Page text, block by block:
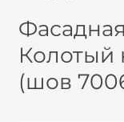
Колотый
(шов